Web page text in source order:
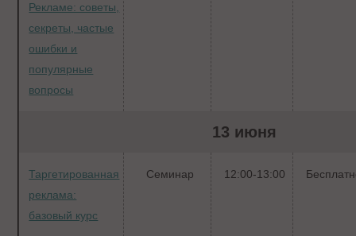
Рекламе: советы,
секреты, частые
ошибки и
популярные
вопросы
13 июня
Таргетированная
реклама:
базовый курс
Семинар 12:00-13:00